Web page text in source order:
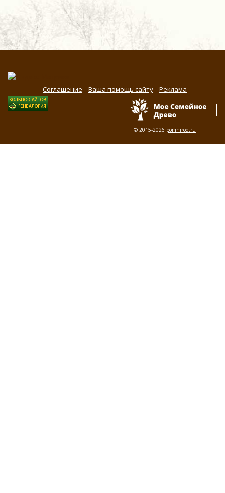
Соглашение Ваша помощь сайту Реклама
© 2015-2026 pomnirod.ru